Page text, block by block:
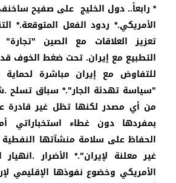
* رابعاً.. دول الخليج على صفيح
الأمريكي.* ردود الفعل المتوقعة.*
تعزيز العلاقات مع الصين
التطبيع مع إيران. تحت ضغط الخوف
للتفاوض مع إيران مباشرة لحماية
"سياسة تهدئة الجار".* سباق تسلح
من أي مصدر لكنها تظل غير قادرة
بمفردها دون غطاء استخباراتي
الحفاظ على سلامة منشآتها
غير معلنة لإيران".* الأضرار
الأمريكي وخضوع نفوذها الإقليمي